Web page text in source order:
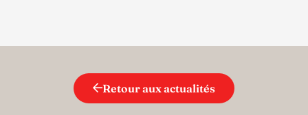
Retour aux actualités